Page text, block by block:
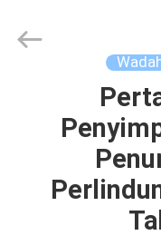
PRODUK
2017